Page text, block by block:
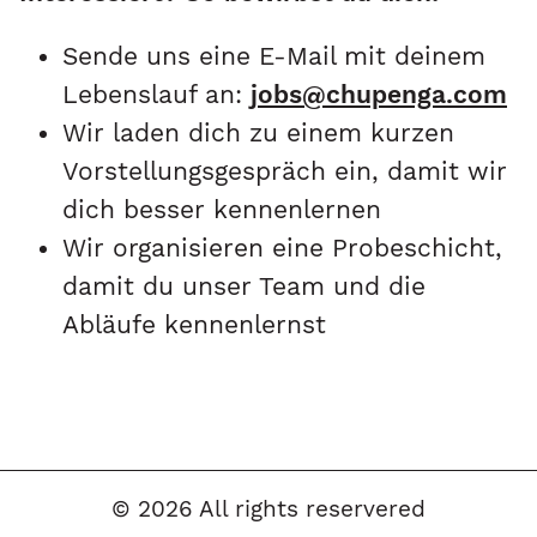
Sende uns eine E-Mail mit deinem
Lebenslauf an: jobs@chupenga.com
Wir laden dich zu einem kurzen
Vorstellungsgespräch ein, damit wir
dich besser kennenlernen
Wir organisieren eine Probeschicht,
damit du unser Team und die
Abläufe kennenlernst
© 2026 All rights reservered